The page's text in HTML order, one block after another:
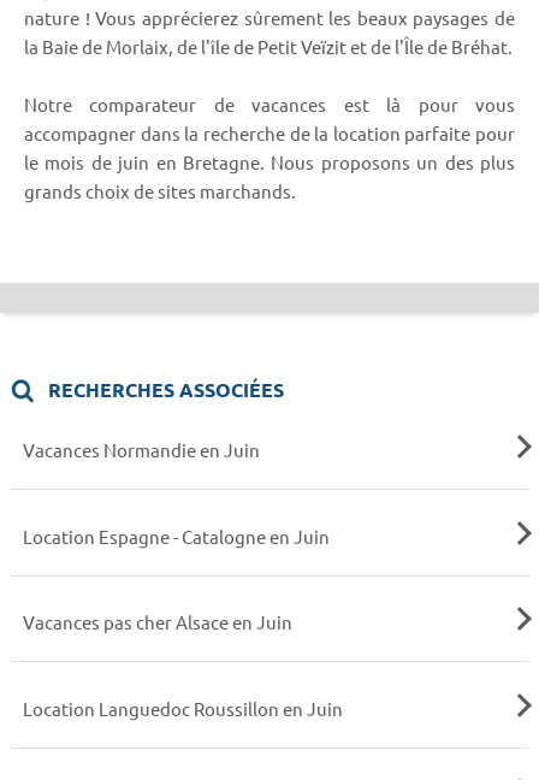
nature ! Vous apprécierez sûrement les beaux paysages de
la Baie de Morlaix, de l'île de Petit Veïzit et de l'Île de Bréhat.
Notre comparateur de vacances est là pour vous
accompagner dans la recherche de la location parfaite pour
le mois de juin en Bretagne. Nous proposons un des plus
grands choix de sites marchands.
RECHERCHES ASSOCIÉES
Vacances Normandie en Juin
Location Espagne - Catalogne en Juin
Vacances pas cher Alsace en Juin
Location Languedoc Roussillon en Juin